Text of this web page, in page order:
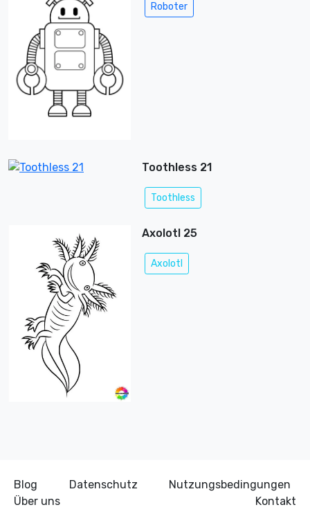
Roboter
Toothless 21
Toothless
Axolotl 25
Axolotl
Blog Datenschutz
Nutzungsbedingungen
Über uns
Kontakt